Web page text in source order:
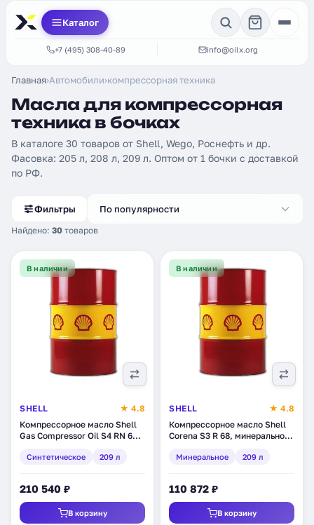
Каталог
+7 (495) 308-40-89 info@oilx.org
Главная›Автомобили›компрессорная техника
Масла для компрессорная
техника в бочках
В каталоге 30 товаров от Shell, Wego, Роснефть и др.
Фасовка: 205 л, 208 л, 209 л. Оптом от 1 бочки с доставкой
по РФ.
Фильтры
Найдено: 30 товаров
По популярности
В наличии
SHELL
★ 4.8
Компрессорное масло Shell
Gas Compressor Oil S4 RN 68,
(550027260)
Синтетическое 209 л
210 540 ₽
В корзину
В наличии
SHELL
★ 4.8
Компрессорное масло Shell
Corena S3 R 68, минеральное,
Минеральное 209 л
110 872 ₽
В корзину